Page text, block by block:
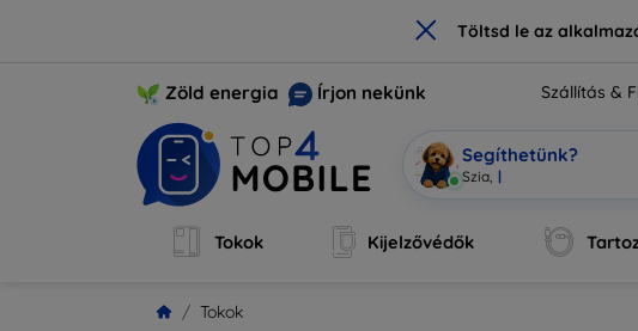
× Töltsd le az
Zöld energia Írjon nekünk Szállítás &
Segíthetünk?
Mobi vagyok, a
Tokok Kijelzővédők
Tokok